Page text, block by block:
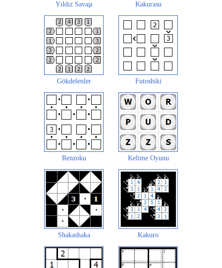
Yıldız Savaşı Kakurasu
Gökdelenler Futoshiki
Renzoku Kelime Oyunu
Shakashaka Kakuro